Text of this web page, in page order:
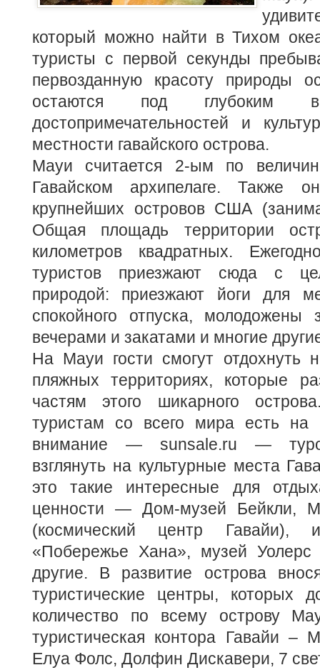
который можно найти в Тихом
туристы с первой секунды
первозданную красоту природы
остаются под глубоким
достопримечательностей и
местности гавайского острова.
Мауи считается 2-ым по
Гавайском архипелаге. Также
крупнейших островов США
Общая площадь территории
километров квадратных.
туристов приезжают сюда с
природой: приезжают йоги для
спокойного отпуска, молодожены
вечерами и закатами и многие
На Мауи гости смогут отдохнуть
пляжных территориях, которые
частям этого шикарного
туристам со всего мира есть на
внимание — sunsale.ru —
взглянуть на культурные места
это такие интересные для
ценности — Дом-музей Бейкли,
(космический центр Гавайи),
«Побережье Хана», музей
другие. В развитие острова
туристические центры, которых
количество по всему острову
туристическая контора Гавайи
Елуа Фолс, Долфин Дискавери, 7